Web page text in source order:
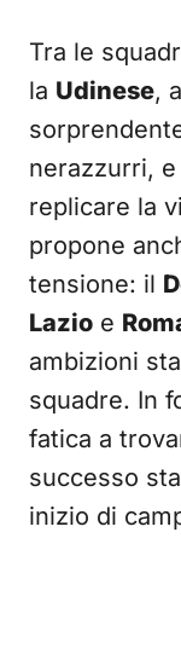
Tra le
la Udinese,
nerazzurri, e
replicare la
propone
tensione: il
Lazio e
ambizioni
squadre. In
fatica a
successo
inizio di